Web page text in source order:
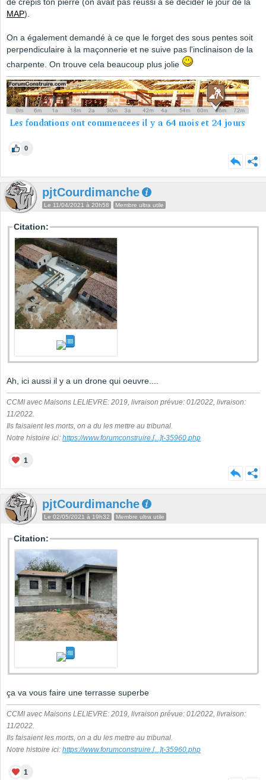
de crépis ton pierre (on avait pas réussi à se décider le jour de la
MAP).
On a également demandé à ce que le forget des sous pentes soit
perpendiculaire à la maçonnerie et ne suive pas l'inclinaison de la
charpente. On trouve cela beaucoup plus jolie
0
pjtCourdimanche
Le 11/04/2021 à 20h58 Membre ultra utile
Citation:
Ah, ici aussi il y a un drone qui oeuvre....
CCMI avec Maisons LELIEVRE: 2019, livraison prévue: 01/2022, livraison:
11/2022.
Ils faisaient les morts, on a du les mettre au tribunal.
Notre histoire ici: https://www.forumconstruire.[...]t-35960.php
1
pjtCourdimanche
Le 02/05/2021 à 19h32 Membre ultra utile
Citation:
ça va vous faire une terrasse superbe
CCMI avec Maisons LELIEVRE: 2019, livraison prévue: 01/2022, livraison:
11/2022.
Ils faisaient les morts, on a du les mettre au tribunal.
Notre histoire ici: https://www.forumconstruire.[...]t-35960.php
1